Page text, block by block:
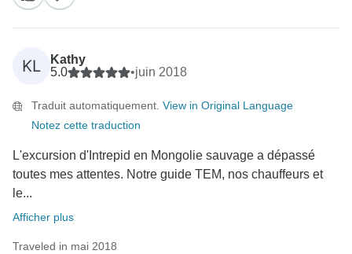
KL
Kathy
5.0
•juin 2018
Traduit automatiquement. View in Original Language
Notez cette traduction
L'excursion d'Intrepid en Mongolie sauvage a dépassé
toutes mes attentes. Notre guide TEM, nos chauffeurs et
le...
Afficher plus
Traveled in mai 2018